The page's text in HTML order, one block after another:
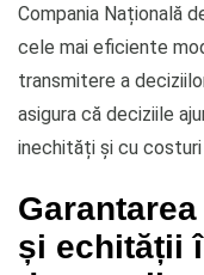
Compania Națională
cele mai eficiente
transmitere a
asigura că deciziile
inechități și cu
și echității